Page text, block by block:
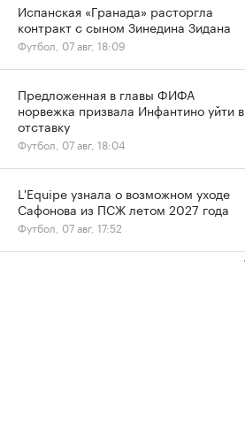
Испанская «Гранада» расторгла
контракт с сыном Зинедина Зидана
Футбол, 07 авг, 18:09
Предложенная в главы ФИФА
норвежка призвала Инфантино уйти в
отставку
Футбол, 07 авг, 18:04
L'Equipe узнала о возможном уходе
Сафонова из ПСЖ летом 2027 года
Футбол, 07 авг, 17:52